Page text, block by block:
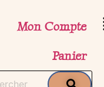
Mon Compte
Panier